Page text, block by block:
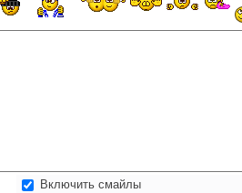
Включить смайлы